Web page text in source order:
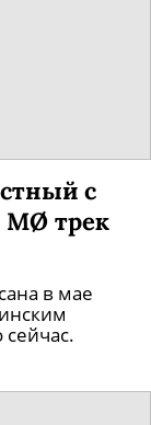
c
трек
в мае
сейчас.